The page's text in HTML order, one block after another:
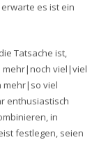
es ist ein
Tatsache ist,
mehr|noch viel|viel
viel
enthusiastisch
in
festlegen, seien